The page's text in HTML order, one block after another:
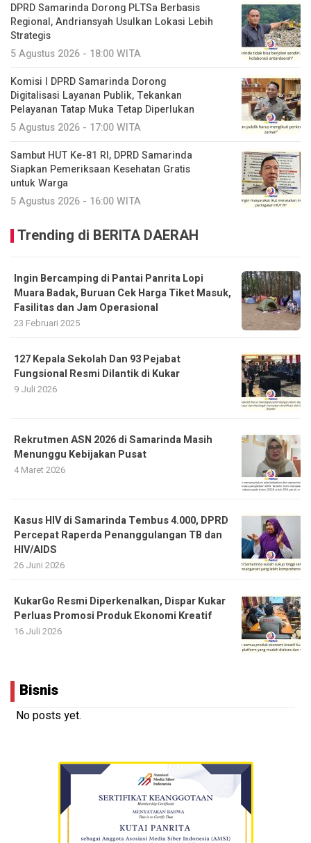
DPRD Samarinda Dorong PLTSa Berbasis
Regional, Andriansyah Usulkan Lokasi Lebih
Strategis
5 Agustus 2026 - 18:00 WITA
Komisi I DPRD Samarinda Dorong
Digitalisasi Layanan Publik, Tekankan
Pelayanan Tatap Muka Tetap Diperlukan
5 Agustus 2026 - 17:00 WITA
Sambut HUT Ke-81 RI, DPRD Samarinda
Siapkan Pemeriksaan Kesehatan Gratis
untuk Warga
5 Agustus 2026 - 16:00 WITA
Trending di BERITA DAERAH
Ingin Bercamping di Pantai Panrita Lopi
Muara Badak, Buruan Cek Harga Tiket Masuk,
Fasilitas dan Jam Operasional
23 Februari 2025
127 Kepala Sekolah Dan 93 Pejabat
Fungsional Resmi Dilantik di Kukar
9 Juli 2026
Rekrutmen ASN 2026 di Samarinda Masih
Menunggu Kebijakan Pusat
4 Maret 2026
Kasus HIV di Samarinda Tembus 4.000, DPRD
Percepat Raperda Penanggulangan TB dan
HIV/AIDS
26 Juni 2026
KukarGo Resmi Diperkenalkan, Dispar Kukar
Perluas Promosi Produk Ekonomi Kreatif
16 Juli 2026
Bisnis
No posts yet.